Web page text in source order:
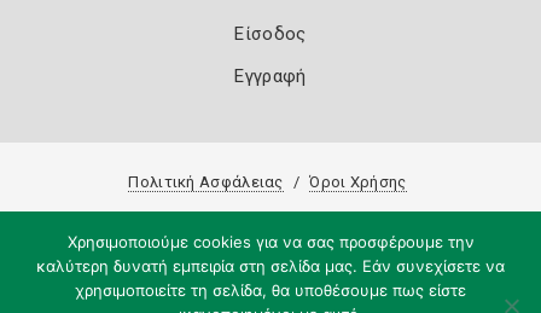
Είσοδος
Εγγραφή
Πολιτική Ασφάλειας Όροι Χρήσης
Χρησιμοποιούμε cookies για να σας προσφέρουμε την
καλύτερη δυνατή εμπειρία στη σελίδα μας. Εάν συνεχίσετε να
χρησιμοποιείτε τη σελίδα, θα υποθέσουμε πως είστε